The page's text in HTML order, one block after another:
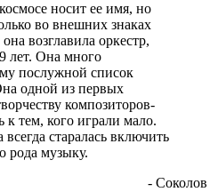
носит ее имя, но
во внешних знаках
возглавила оркестр,
лет. Она много
послужной список
одной из первых
композиторов-
к тем, кого играли мало.
старалась включить
рода музыку.
- Соколов